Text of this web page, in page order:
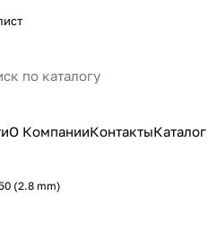
О КомпанииКонтактыКаталог
(2.8 mm)